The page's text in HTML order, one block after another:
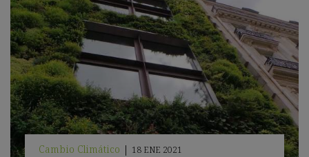
Cambio Climático | 18 ENE 2021